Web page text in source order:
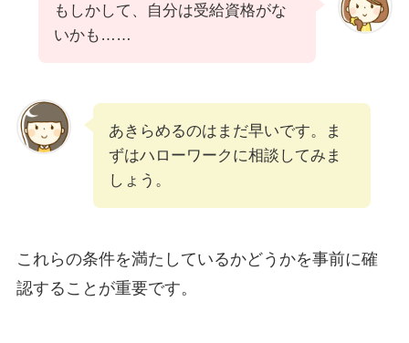
もしかして、自分は受給資格がな
いかも……
あきらめるのはまだ早いです。ま
ずはハローワークに相談してみま
しょう。
これらの条件を満たしているかどうかを事前に確
認することが重要です。